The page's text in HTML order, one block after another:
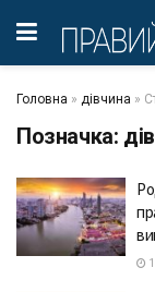
Головна » дівчина »
Позначка: